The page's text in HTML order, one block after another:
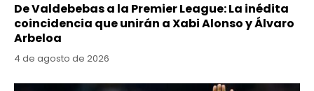
De Valdebebas a la Premier League: La inédita
coincidencia que unirán a Xabi Alonso y Álvaro
Arbeloa
4 de agosto de 2026